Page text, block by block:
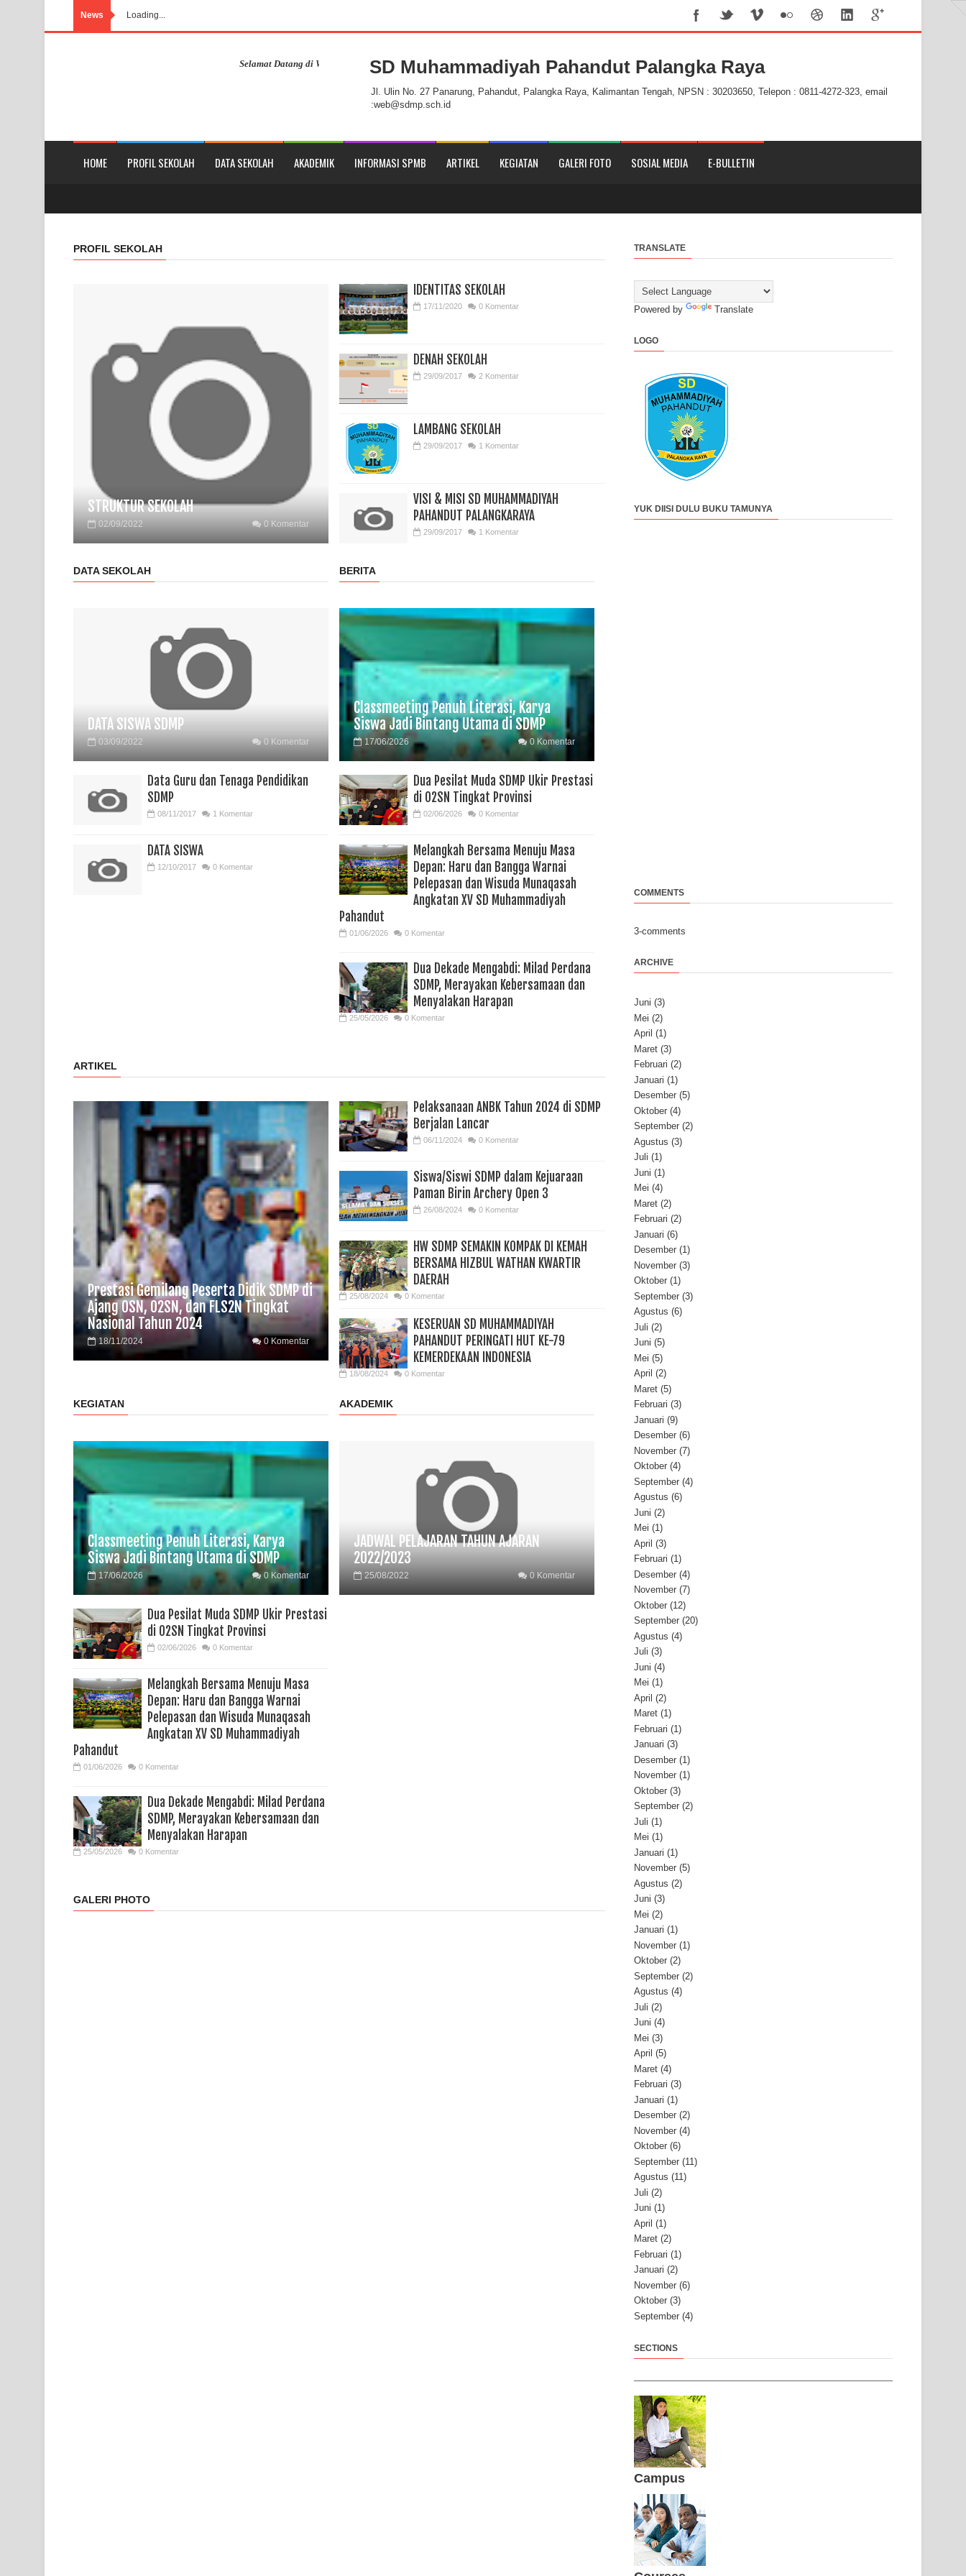
News Loading...
Selamat Datang di Website SD Muhammadiyah Pahandut Palangka RayaSD Muhammadiyah Pahandut Palangka Raya
Jl. Ulin No. 27 Panarung, Pahandut, Palangka Raya, Kalimantan Tengah, NPSN : 30203650, Telepon : 0811-4272-323, email
:web@sdmp.sch.id
HOME PROFIL SEKOLAH DATA SEKOLAH AKADEMIK INFORMASI SPMB ARTIKEL KEGIATAN GALERI FOTO SOSIAL MEDIA E-BULLETIN
PROFIL SEKOLAH
STRUKTUR SEKOLAH
02/09/2022 0 Komentar
IDENTITAS SEKOLAH
17/11/2020 0 Komentar
DENAH SEKOLAH
29/09/2017 2 Komentar
LAMBANG SEKOLAH
29/09/2017 1 Komentar
VISI & MISI SD MUHAMMADIYAH
PAHANDUT PALANGKARAYA
29/09/2017 1 Komentar
DATA SEKOLAH
DATA SISWA SDMP
03/09/2022 0 Komentar
Data Guru dan Tenaga Pendidikan
SDMP
08/11/2017 1 Komentar
DATA SISWA
12/10/2017 0 Komentar
BERITA
Classmeeting Penuh Literasi, Karya
Siswa Jadi Bintang Utama di SDMP
17/06/2026 0 Komentar
Dua Pesilat Muda SDMP Ukir Prestasi
di O2SN Tingkat Provinsi
02/06/2026 0 Komentar
Melangkah Bersama Menuju Masa
Depan: Haru dan Bangga Warnai
Pelepasan dan Wisuda Munaqasah
Angkatan XV SD Muhammadiyah
Pahandut
01/06/2026 0 Komentar
Dua Dekade Mengabdi: Milad Perdana
SDMP, Merayakan Kebersamaan dan
Menyalakan Harapan
25/05/2026 0 Komentar
ARTIKEL
Prestasi Gemilang Peserta Didik SDMP di
Ajang OSN, O2SN, dan FLS2N Tingkat
Nasional Tahun 2024
18/11/2024 0 Komentar
Pelaksanaan ANBK Tahun 2024 di SDMP
Berjalan Lancar
06/11/2024 0 Komentar
Siswa/Siswi SDMP dalam Kejuaraan
Paman Birin Archery Open 3
26/08/2024 0 Komentar
HW SDMP SEMAKIN KOMPAK DI KEMAH
BERSAMA HIZBUL WATHAN KWARTIR
DAERAH
25/08/2024 0 Komentar
KESERUAN SD MUHAMMADIYAH
PAHANDUT PERINGATI HUT KE-79
KEMERDEKAAN INDONESIA
18/08/2024 0 Komentar
KEGIATAN
Classmeeting Penuh Literasi, Karya
Siswa Jadi Bintang Utama di SDMP
17/06/2026 0 Komentar
Dua Pesilat Muda SDMP Ukir Prestasi
di O2SN Tingkat Provinsi
02/06/2026 0 Komentar
Melangkah Bersama Menuju Masa
Depan: Haru dan Bangga Warnai
Pelepasan dan Wisuda Munaqasah
Angkatan XV SD Muhammadiyah
Pahandut
01/06/2026 0 Komentar
Dua Dekade Mengabdi: Milad Perdana
SDMP, Merayakan Kebersamaan dan
Menyalakan Harapan
25/05/2026 0 Komentar
AKADEMIK
JADWAL PELAJARAN TAHUN AJARAN
2022/2023
25/08/2022 0 Komentar
GALERI PHOTO
TRANSLATE
Powered by Translate
LOGO
YUK DIISI DULU BUKU TAMUNYA
COMMENTS
3-comments
ARCHIVE
Juni (3)
Mei (2)
April (1)
Maret (3)
Februari (2)
Januari (1)
Desember (5)
Oktober (4)
September (2)
Agustus (3)
Juli (1)
Juni (1)
Mei (4)
Maret (2)
Februari (2)
Januari (6)
Desember (1)
November (3)
Oktober (1)
September (3)
Agustus (6)
Juli (2)
Juni (5)
Mei (5)
April (2)
Maret (5)
Februari (3)
Januari (9)
Desember (6)
November (7)
Oktober (4)
September (4)
Agustus (6)
Juni (2)
Mei (1)
April (3)
Februari (1)
Desember (4)
November (7)
Oktober (12)
September (20)
Agustus (4)
Juli (3)
Juni (4)
Mei (1)
April (2)
Maret (1)
Februari (1)
Januari (3)
Desember (1)
November (1)
Oktober (3)
September (2)
Juli (1)
Mei (1)
Januari (1)
November (5)
Agustus (2)
Juni (3)
Mei (2)
Januari (1)
November (1)
Oktober (2)
September (2)
Agustus (4)
Juli (2)
Juni (4)
Mei (3)
April (5)
Maret (4)
Februari (3)
Januari (1)
Desember (2)
November (4)
Oktober (6)
September (11)
Agustus (11)
Juli (2)
Juni (1)
April (1)
Maret (2)
Februari (1)
Januari (2)
November (6)
Oktober (3)
September (4)
SECTIONS
Campus